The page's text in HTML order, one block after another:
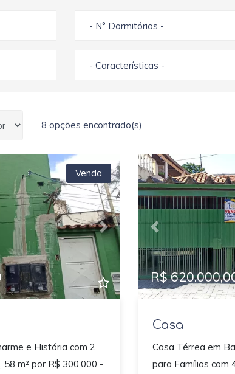
- N° Dormitórios -
- Características -
8 opções encontrado(s)
Next
Venda
e História com 2
m² por R$ 300.000 -
Previous
R$
Casa
Casa Térrea em
para Famílias com